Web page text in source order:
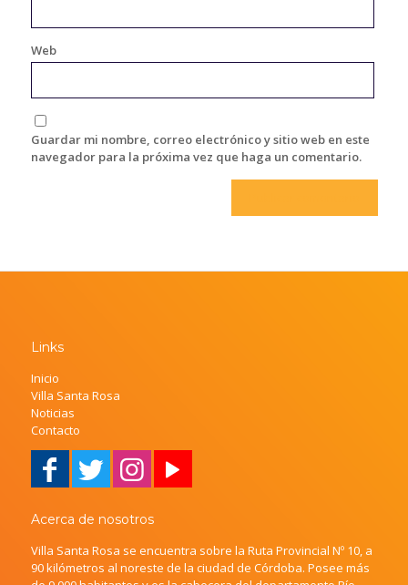
Web
Guardar mi nombre, correo electrónico y sitio web en este
navegador para la próxima vez que haga un comentario.
Links
Inicio
Villa Santa Rosa
Noticias
Contacto
Acerca de nosotros
Villa Santa Rosa se encuentra sobre la Ruta Provincial Nº 10, a
90 kilómetros al noreste de la ciudad de Córdoba. Posee más